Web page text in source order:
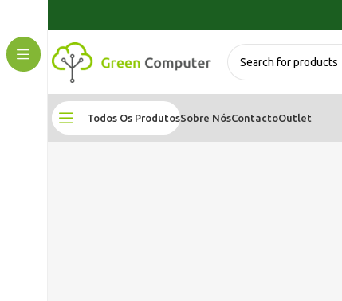
Todos Os ProdutosSobre NósContactoOutlet